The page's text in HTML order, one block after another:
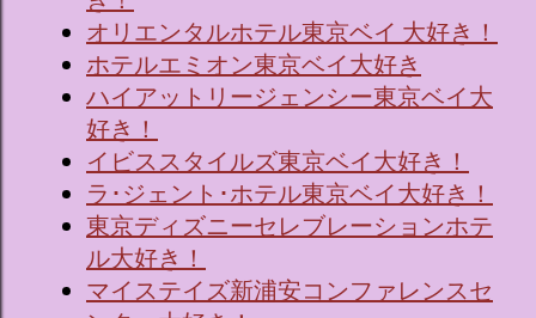
オリエンタルホテル東京ベイ 大好き！
ホテルエミオン東京ベイ大好き
ハイアットリージェンシー東京ベイ大
好き！
イビススタイルズ東京ベイ大好き！
ラ･ジェント･ホテル東京ベイ大好き！
東京ディズニーセレブレーションホテ
ル大好き！
マイステイズ新浦安コンファレンスセ